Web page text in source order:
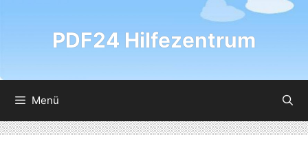
PDF24 Hilfezentrum
Menü